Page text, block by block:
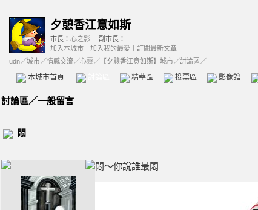
夕憩香江意如斯
市長： 心之影
副市長：
加入本城市
加入我的最愛
訂閱最新文章
udn／城市／情感交流／心靈 ／ 【夕憩香江意如斯】城市／討論區／
本城市首頁 精華區 投票區 影像館
討論區／一般留言
悶
悶～你說誰最悶